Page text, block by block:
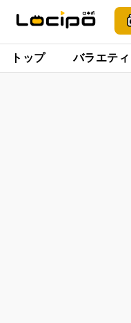
トップ バラエティ